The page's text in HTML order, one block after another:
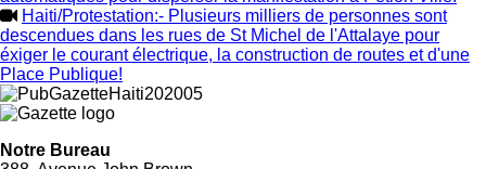
Haiti/Protestation:- Plusieurs milliers de personnes sont
descendues dans les rues de St Michel de l'Attalaye pour
éxiger le courant électrique, la construction de routes et d'une
Place Publique!
Notre Bureau